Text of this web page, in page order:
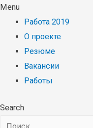
Menu
Работа 2019
О проекте
Резюме
Вакансии
Работы
Search